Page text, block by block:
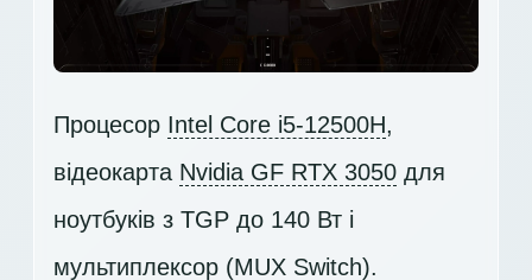
Процесор Intel Core i5-12500H,
відеокарта Nvidia GF RTX 3050 для
ноутбуків з TGP до 140 Вт і
мультиплексор (MUX Switch).